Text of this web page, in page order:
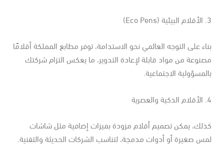
على التوجه العالمي نحو الاستدامة، توفر مطابع المملكة أقلامًا
من مواد قابلة لإعادة التدوير، ما يعكس التزام شركتك
الاجتماعية.
يمكن تصميم أقلام مزودة بميزات إضافية مثل شاشات
صغيرة أو أدوات مدمجة، لتناسب الشركات الحديثة والتقنية.